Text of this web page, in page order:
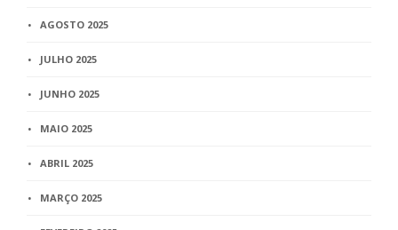
AGOSTO 2025
JULHO 2025
JUNHO 2025
MAIO 2025
ABRIL 2025
MARÇO 2025